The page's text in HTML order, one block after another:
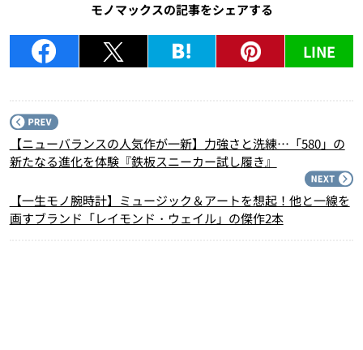
モノマックスの記事をシェアする
LINE
【ニューバランスの人気作が一新】力強さと洗練…「580」の
新たなる進化を体験『鉄板スニーカー試し履き』
【一生モノ腕時計】ミュージック＆アートを想起！他と一線を
画すブランド「レイモンド・ウェイル」の傑作2本